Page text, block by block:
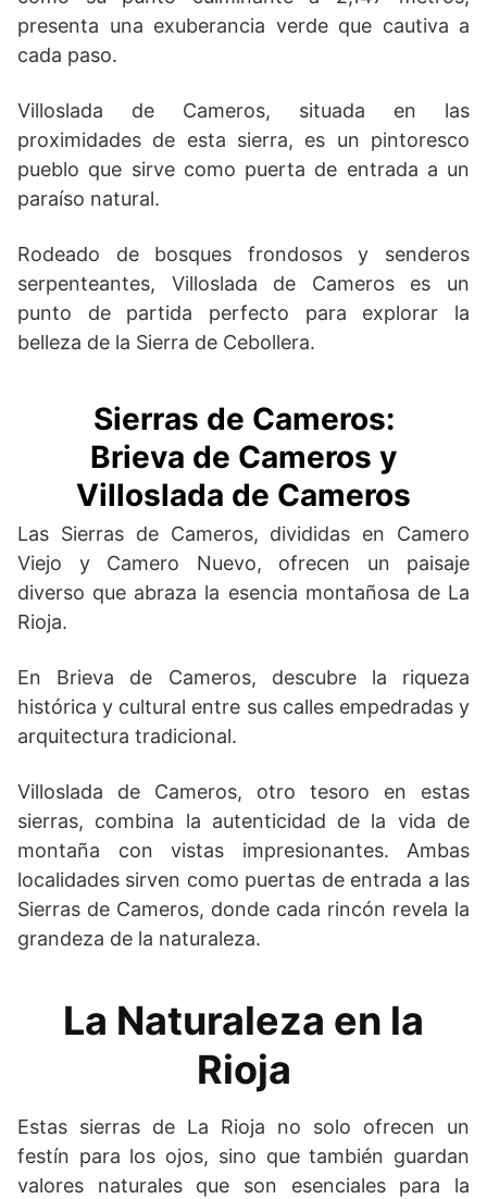
presenta una exuberancia verde que cautiva a
cada paso.
Villoslada de Cameros, situada en las
proximidades de esta sierra, es un pintoresco
pueblo que sirve como puerta de entrada a un
paraíso natural.
Rodeado de bosques frondosos y senderos
serpenteantes, Villoslada de Cameros es un
punto de partida perfecto para explorar la
belleza de la Sierra de Cebollera.
Sierras de Cameros:
Brieva de Cameros y
Villoslada de Cameros
Las Sierras de Cameros, divididas en Camero
Viejo y Camero Nuevo, ofrecen un paisaje
diverso que abraza la esencia montañosa de La
Rioja.
En Brieva de Cameros, descubre la riqueza
histórica y cultural entre sus calles empedradas y
arquitectura tradicional.
Villoslada de Cameros, otro tesoro en estas
sierras, combina la autenticidad de la vida de
montaña con vistas impresionantes. Ambas
localidades sirven como puertas de entrada a las
Sierras de Cameros, donde cada rincón revela la
grandeza de la naturaleza.
La Naturaleza en la
Rioja
Estas sierras de La Rioja no solo ofrecen un
festín para los ojos, sino que también guardan
valores naturales que son esenciales para la